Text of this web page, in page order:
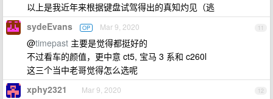
以上是我近年来根据键盘试驾得出的真知灼见（逃
11
sydeEvans OP Mar 9, 2020
@timepast 主要是觉得都挺好的
不过看车的颜值，更中意 ct5, 宝马 3 系和 c260l
这三个当中老哥觉得怎么选呢
12
xphy2321 Mar 9, 2020